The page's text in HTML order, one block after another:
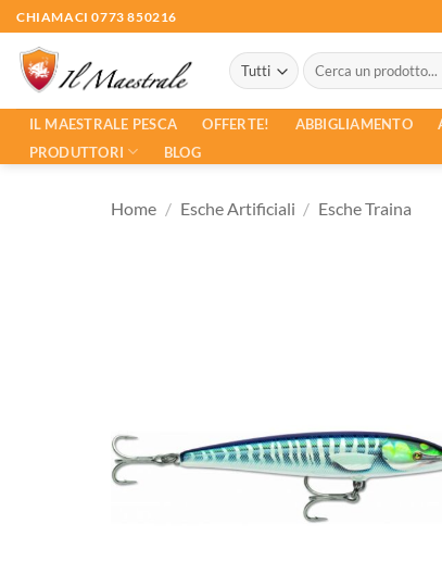
Salta
ai
contenuti
CHIAMACI 0773 850216
Cerca:
IL MAESTRALE PESCA OFFERTE! ABBIGLIAMENTO
PRODUTTORI
BLOG
Home / Esche Artificiali / Esche Traina